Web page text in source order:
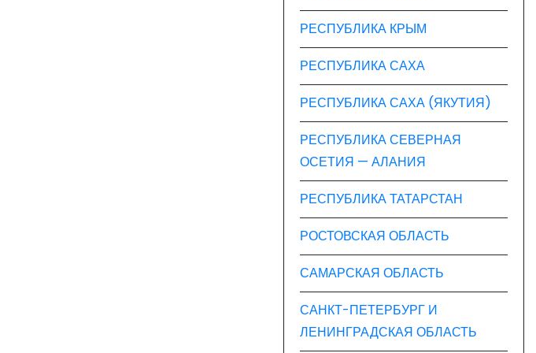
РЕСПУБЛИКА КРЫМ
РЕСПУБЛИКА САХА
РЕСПУБЛИКА САХА (ЯКУТИЯ)
РЕСПУБЛИКА СЕВЕРНАЯ
ОСЕТИЯ — АЛАНИЯ
РЕСПУБЛИКА ТАТАРСТАН
РОСТОВСКАЯ ОБЛАСТЬ
САМАРСКАЯ ОБЛАСТЬ
САНКТ-ПЕТЕРБУРГ И
ЛЕНИНГРАДСКАЯ ОБЛАСТЬ